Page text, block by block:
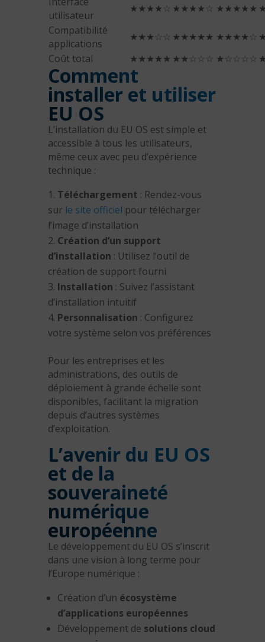
utilisateur
★★★★☆ ★★★★☆ ★★★★★
Compatibilité
applications
★★★☆☆ ★★★★★ ★★★★☆
Coût total
★★★★★ ★★☆☆☆ ★☆☆☆☆
Comment
installer et utiliser
EU OS
L’installation du EU OS est simple et
accessible à tous les utilisateurs,
même ceux avec peu d’expérience
technique :
Téléchargement : Rendez-vous
sur le site officiel pour télécharger
l’image d’installation
Création d’un support
d’installation : Utilisez l’outil de
création de support fourni
Installation : Suivez l’assistant
d’installation intuitif
Personnalisation : Configurez
votre système selon vos préférences
Pour les entreprises et les
administrations, des outils de
déploiement à grande échelle sont
disponibles, facilitant la migration
depuis d’autres systèmes
d’exploitation.
L’avenir du EU OS
et de la
souveraineté
numérique
européenne
Le développement du EU OS s’inscrit
dans une vision à long terme pour
l’Europe numérique :
Création d’un écosystème
d’applications européennes
Développement de solutions cloud